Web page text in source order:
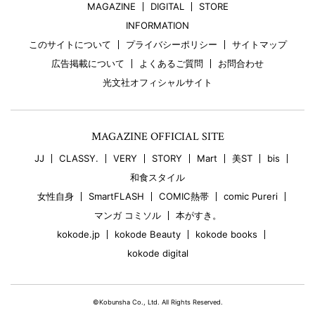
MAGAZINE DIGITAL
STORE
INFORMATION
このサイトについて
プライバシーポリシー
サイトマップ
広告掲載について
よくあるご質問
お問合わせ
光文社オフィシャルサイト
MAGAZINE OFFICIAL SITE
JJ CLASSY. VERY STORY Mart 美ST
bis
和食スタイル
女性自身
SmartFLASH COMIC熱帯
comic Pureri
マンガ コミソル
本がすき。
kokode.jp
kokode Beauty
kokode books
kokode digital
©Kobunsha Co., Ltd. All Rights Reserved.